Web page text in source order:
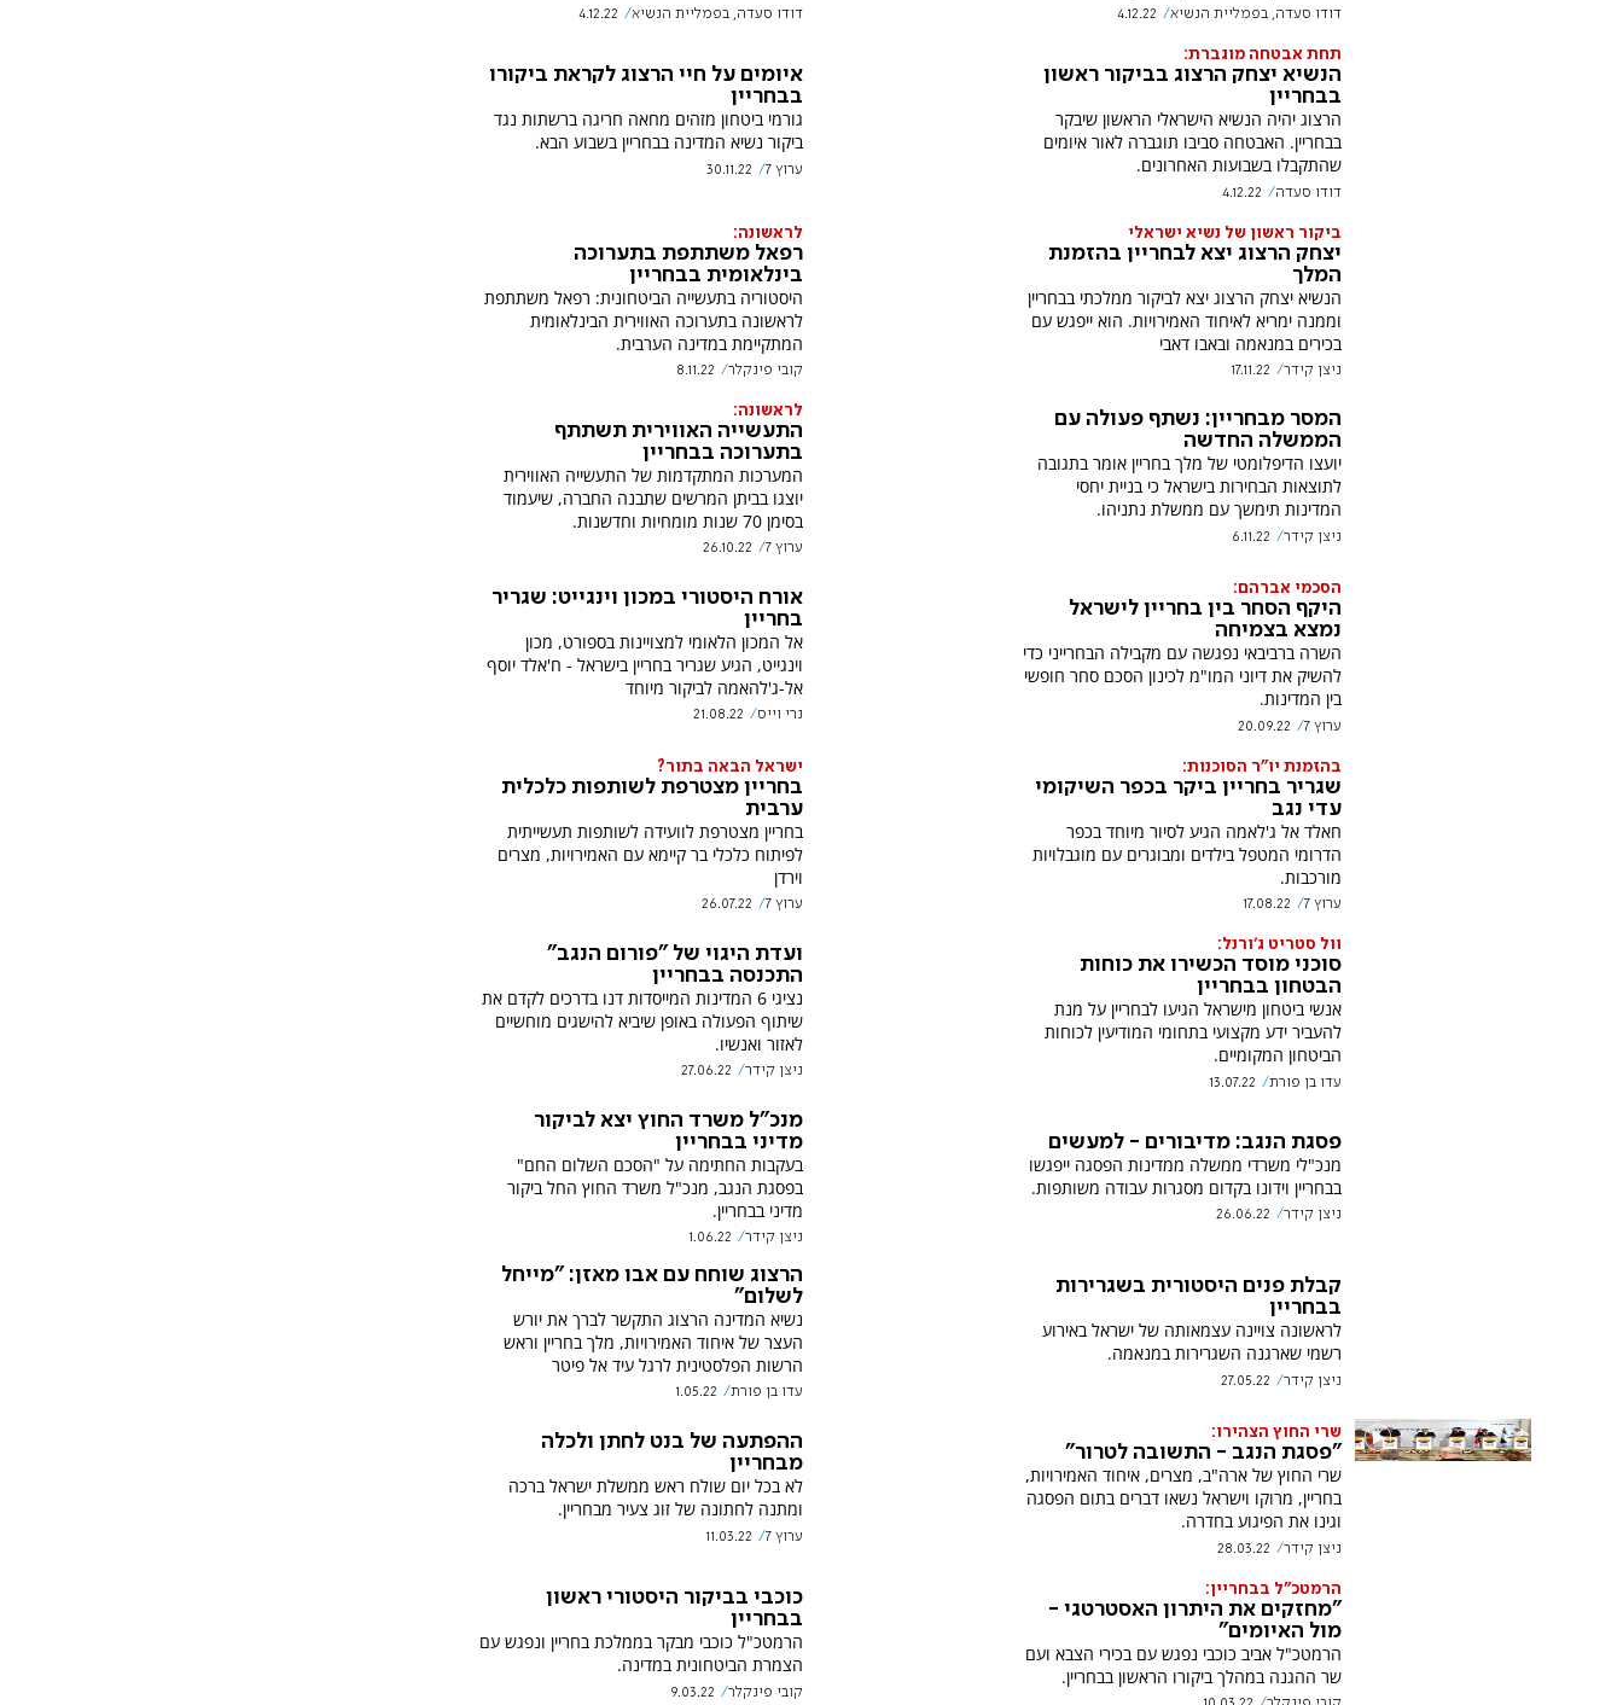
דודו סעדה, בפמליית הנשיא 4.12.22 דודו סעדה, בפמליית הנשיא 4.12.22
תחת אבטחה מוגברת:
הנשיא יצחק הרצוג בביקור ראשון
בבחריין
הרצוג יהיה הנשיא הישראלי הראשון שיבקר
בבחריין. האבטחה סביבו תוגברה לאור איומים
שהתקבלו בשבועות האחרונים.
דודו סעדה 4.12.22
איומים על חיי הרצוג לקראת ביקורו
בבחריין
גורמי ביטחון מזהים מחאה חריגה ברשתות נגד
ביקור נשיא המדינה בבחריין בשבוע הבא.
ערוץ 7 30.11.22
ביקור ראשון של נשיא ישראלי
יצחק הרצוג יצא לבחריין בהזמנת
המלך
הנשיא יצחק הרצוג יצא לביקור ממלכתי בבחריין
וממנה ימריא לאיחוד האמירויות. הוא ייפגש עם
בכירים במנאמה ובאבו דאבי
ניצן קידר 17.11.22
לראשונה:
רפאל משתתפת בתערוכה
בינלאומית בבחריין
היסטוריה בתעשייה הביטחונית: רפאל משתתפת
לראשונה בתערוכה האווירית הבינלאומית
המתקיימת במדינה הערבית.
קובי פינקלר 8.11.22
המסר מבחריין: נשתף פעולה עם
הממשלה החדשה
יועצו הדיפלומטי של מלך בחריין אומר בתגובה
לתוצאות הבחירות בישראל כי בניית יחסי
המדינות תימשך עם ממשלת נתניהו.
ניצן קידר 6.11.22
לראשונה:
התעשייה האווירית תשתתף
בתערוכה בבחריין
המערכות המתקדמות של התעשייה האווירית
יוצגו בביתן המרשים שתבנה החברה, שיעמוד
בסימן 70 שנות מומחיות וחדשנות.
ערוץ 7 26.10.22
הסכמי אברהם:
היקף הסחר בין בחריין לישראל
נמצא בצמיחה
השרה ברביבאי נפגשה עם מקבילה הבחרייני כדי
להשיק את דיוני המו"מ לכינון הסכם סחר חופשי
בין המדינות.
ערוץ 7 20.09.22
אורח היסטורי במכון וינגייט: שגריר
בחריין
אל המכון הלאומי למצויינות בספורט, מכון
וינגייט, הגיע שגריר בחריין בישראל - ח'אלד יוסף
אל-ג'להאמה לביקור מיוחד
נרי וייס 21.08.22
בהזמנת יו"ר הסוכנות:
שגריר בחריין ביקר בכפר השיקומי
עדי נגב
חאלד אל ג'לאמה הגיע לסיור מיוחד בכפר
הדרומי המטפל בילדים ומבוגרים עם מוגבלויות
מורכבות.
ערוץ 7 17.08.22
ישראל הבאה בתור?
בחריין מצטרפת לשותפות כלכלית
ערבית
בחריין מצטרפת לוועידה לשותפות תעשייתית
לפיתוח כלכלי בר קיימא עם האמירויות, מצרים
וירדן
ערוץ 7 26.07.22
וול סטריט ג'ורנל:
סוכני מוסד הכשירו את כוחות
הבטחון בבחריין
אנשי ביטחון מישראל הגיעו לבחריין על מנת
להעביר ידע מקצועי בתחומי המודיעין לכוחות
הביטחון המקומיים.
עדו בן פורת 13.07.22
ועדת היגוי של "פורום הנגב"
התכנסה בבחריין
נציגי 6 המדינות המייסדות דנו בדרכים לקדם את
שיתוף הפעולה באופן שיביא להישגים מוחשיים
לאזור ואנשיו.
ניצן קידר 27.06.22
פסגת הנגב: מדיבורים - למעשים
מנכ"לי משרדי ממשלה ממדינות הפסגה ייפגשו
בבחריין וידונו בקדום מסגרות עבודה משותפות.
ניצן קידר 26.06.22
מנכ"ל משרד החוץ יצא לביקור
מדיני בבחריין
בעקבות החתימה על "הסכם השלום החם"
בפסגת הנגב, מנכ"ל משרד החוץ החל ביקור
מדיני בבחריין.
ניצן קידר 1.06.22
קבלת פנים היסטורית בשגרירות
בבחריין
לראשונה צויינה עצמאותה של ישראל באירוע
רשמי שארגנה השגרירות במנאמה.
ניצן קידר 27.05.22
הרצוג שוחח עם אבו מאזן: "מייחל
לשלום"
נשיא המדינה הרצוג התקשר לברך את יורש
העצר של איחוד האמירויות, מלך בחריין וראש
הרשות הפלסטינית לרגל עיד אל פיטר
עדו בן פורת 1.05.22
שרי החוץ הצהירו:
"פסגת הנגב - התשובה לטרור"
שרי החוץ של ארה"ב, מצרים, איחוד האמירויות,
בחריין, מרוקו וישראל נשאו דברים בתום הפסגה
וגינו את הפיגוע בחדרה.
ניצן קידר 28.03.22
ההפתעה של בנט לחתן ולכלה
מבחריין
לא בכל יום שולח ראש ממשלת ישראל ברכה
ומתנה לחתונה של זוג צעיר מבחריין.
ערוץ 7 11.03.22
הרמטכ"ל בבחריין:
"מחזקים את היתרון האסטרטגי -
מול האיומים"
הרמטכ"ל אביב כוכבי נפגש עם בכירי הצבא ועם
שר ההגנה במהלך ביקורו הראשון בבחריין.
כוכבי בביקור היסטורי ראשון
בבחריין
הרמטכ"ל כוכבי מבקר בממלכת בחריין ונפגש עם
הצמרת הביטחונית במדינה.
קובי פינקלר 9.03.22